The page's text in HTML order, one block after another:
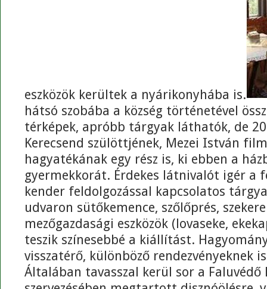
eszközök kerültek a nyárikonyhába is.
hátsó szobába a község történetével
térképek, apróbb tárgyak láthatók, de
Kerecsend szülöttjének, Mezei István
hagyatékának egy rész is, ki ebben a
gyermekkorát. Érdekes látnivalót igér a
kender feldolgozással kapcsolatos
udvaron sütőkemence, szőlőprés,
mezőgazdasági eszközök (lovaseke,
teszik színesebbé a kiállítást.
visszatérő, különböző rendezvényeknek
Általában tavasszal kerül sor a Faluvédő